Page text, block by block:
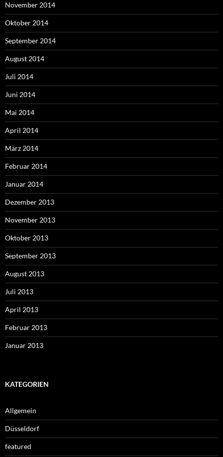
November 2014
Oktober 2014
September 2014
August 2014
Juli 2014
Juni 2014
Mai 2014
April 2014
März 2014
Februar 2014
Januar 2014
Dezember 2013
November 2013
Oktober 2013
September 2013
August 2013
Juli 2013
April 2013
Februar 2013
Januar 2013
KATEGORIEN
Allgemein
Düsseldorf
featured